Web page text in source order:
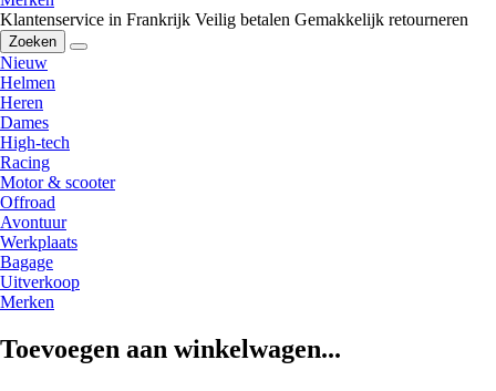
Klantenservice in Frankrijk Veilig betalen Gemakkelijk retourneren
Zoeken
Nieuw
Helmen
Heren
Dames
High-tech
Racing
Motor & scooter
Offroad
Avontuur
Werkplaats
Bagage
Uitverkoop
Merken
Toevoegen aan winkelwagen...